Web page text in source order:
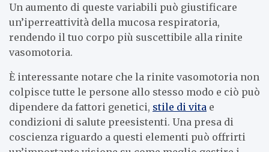
Un aumento di queste variabili può giustificare
un’iperreattività della mucosa respiratoria,
rendendo il tuo corpo più suscettibile alla rinite
vasomotoria.
È interessante notare che la rinite vasomotoria non
colpisce tutte le persone allo stesso modo e ciò può
dipendere da fattori genetici, stile di vita e
condizioni di salute preesistenti. Una presa di
coscienza riguardo a questi elementi può offrirti